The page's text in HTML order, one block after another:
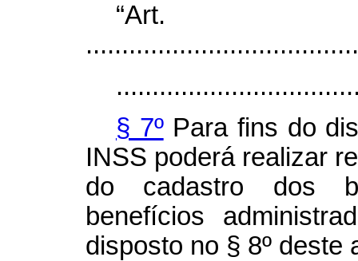
§ 7ºPara fins do
INSS poderá realizar
do cadastro dos
benefícios
disposto no § 8º deste